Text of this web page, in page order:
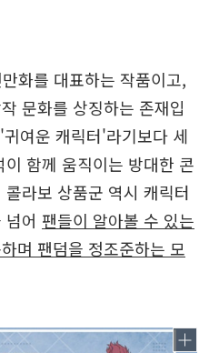
화를 대표하는 작품이고,
문화를 상징하는 존재입
여운 캐릭터'라기보다 세
함께 움직이는 방대한 콘
라보 상품군 역시 캐릭터
어 팬들이 알아볼 수 있는
며 팬덤을 정조준하는 모